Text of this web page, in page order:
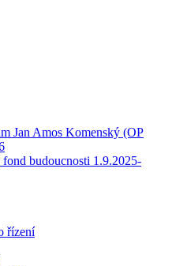
Jan Amos Komenský (OP
budoucnosti 1.9.2025-
řízení